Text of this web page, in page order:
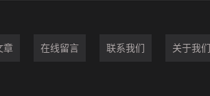
章 在线留言 联系我们 关于我们